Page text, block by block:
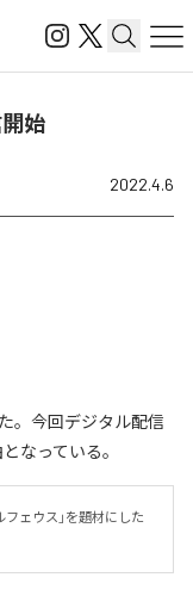
始
2022.4.6
。今回デジタル配信
なっている。
ェウス」を題材にした